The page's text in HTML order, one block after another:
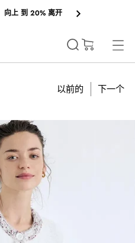
向上 到 20% 离开
以前的 下一个